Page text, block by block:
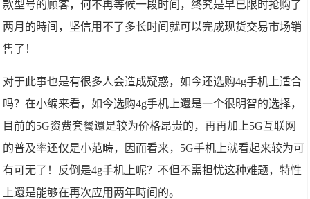
款型号的顾客，何不再等候一段时间，终究是早已限时抢购了
两月的時间，坚信用不了多长时间就可以完成现货交易市场销
售了！
对于此事也是有很多人会造成疑惑，如今还选购4g手机上适合
吗？在小编来看，如今选购4g手机上還是一个很明智的选择，
目前的5G资费套餐還是较为价格昂贵的，再再加上5G互联网
的普及率还仅是小范畴，因而看来，5G手机上就看起来较为可
有可无了！反倒是4g手机上呢？不但不需担忧这种难题，特性
上還是能够在再次应用两年時间的。